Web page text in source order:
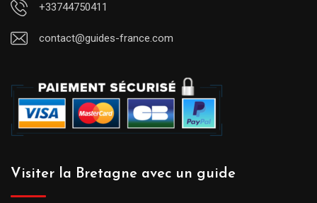
+33744750411
contact@guides-france.com
Visiter la Bretagne avec un guide